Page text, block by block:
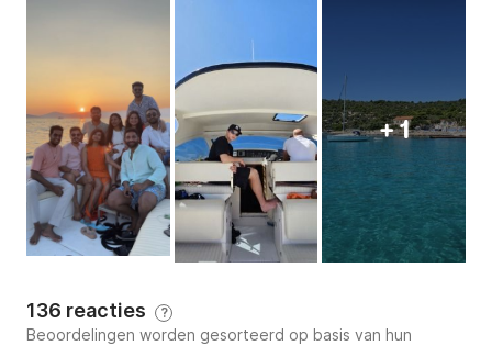
+ 1
136 reacties ?
Beoordelingen worden gesorteerd op basis van hun